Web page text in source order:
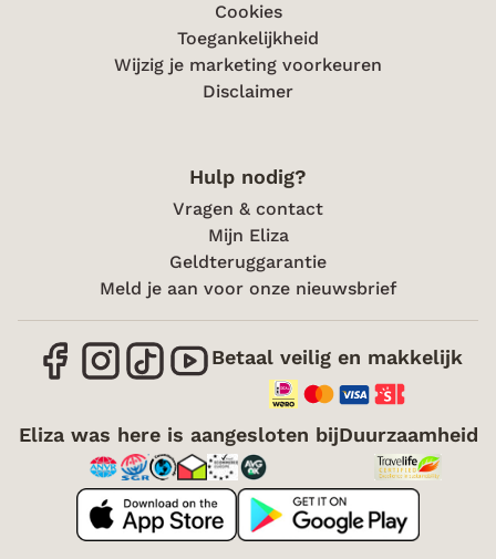
Cookies
Toegankelijkheid
Wijzig je marketing voorkeuren
Disclaimer
Hulp nodig?
Vragen & contact
Mijn Eliza
Geldteruggarantie
Meld je aan voor onze nieuwsbrief
Betaal veilig en makkelijk
Eliza was here is aangesloten bijDuurzaamheid